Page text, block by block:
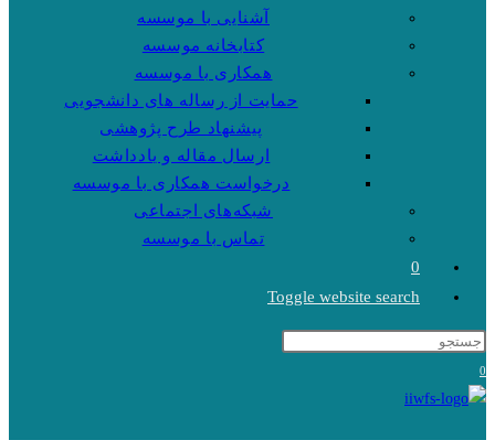
آشنایی با موسسه
کتابخانه موسسه
همکاری با موسسه
حمایت از رساله های دانشجویی
پیشنهاد طرح پژوهشی
ارسال مقاله و یادداشت
درخواست همکاری با موسسه
شبکه‌های اجتماعی
تماس با موسسه
0
Toggle website search
0